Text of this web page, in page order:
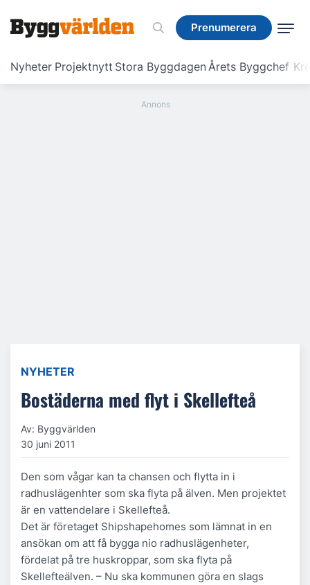
Prenumerera
Nyheter Projektnytt Stora ByggdagenÅrets Byggchef
Prenumerera
NYHETER
Bostäderna med flyt i Skellefteå
Av: Byggvärlden
30 juni 2011
Den som vågar kan ta chansen och flytta in i
radhuslägenhter som ska flyta på älven. Men projektet
är en vattendelare i Skellefteå.
Det är företaget Shipshapehomes som lämnat in en
ansökan om att få bygga nio radhuslägenheter,
fördelat på tre huskroppar, som ska flyta på
Skellefteälven. – Nu ska kommunen göra en slags